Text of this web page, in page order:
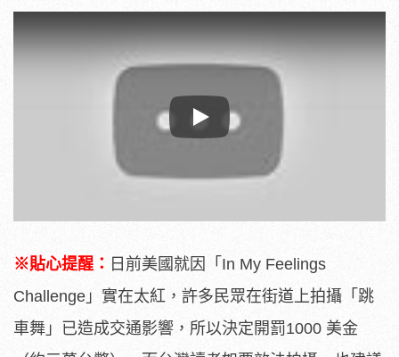
Play
※貼心提醒： 日前美國就因「In My Feelings
Challenge」實在太紅，許多民眾在街道上拍攝「跳
車舞」已造成交通影響，所以決定開罰1000 美金